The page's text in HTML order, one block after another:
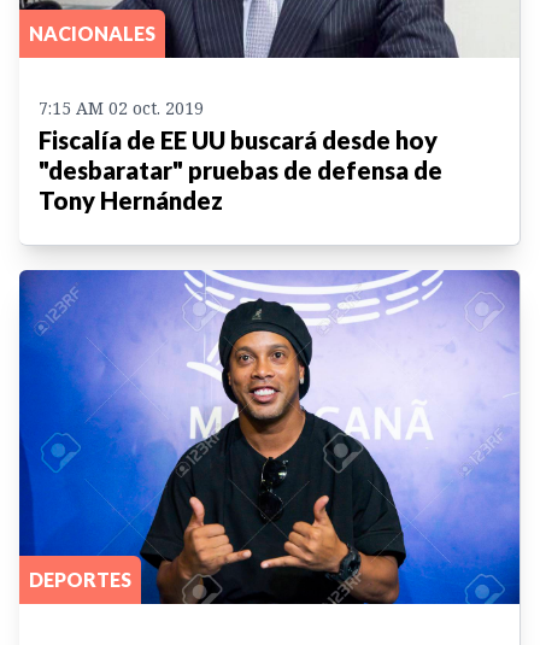
NACIONALES
7:15 AM 02 oct. 2019
Fiscalía de EE UU buscará desde hoy
"desbaratar" pruebas de defensa de
Tony Hernández
DEPORTES